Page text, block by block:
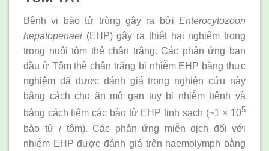
Bệnh vi bào tử trùng gây ra bởi Enterocytozoon
hepatopenaei (EHP) gây ra thiệt hại nghiêm trọng
trong nuôi tôm thẻ chân trắng. Các phản ứng ban
đầu ở Tôm thẻ chân trắng bị nhiễm EHP bằng thực
nghiệm đã được đánh giá trong nghiên cứu này
bằng cách cho ăn mô gan tụy bị nhiễm bệnh và
bằng cách tiêm các bào tử EHP tinh sạch (~1 × 105
bào tử / tôm). Các phản ứng miễn dịch đối với
nhiễm EHP được đánh giá trên haemolymph bằng